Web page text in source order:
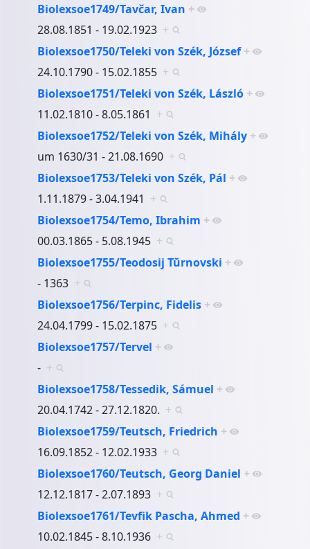
Biolexsoe1749/Tavčar, Ivan +
28.08.1851 - 19.02.1923 +
Biolexsoe1750/Teleki von Szék, József +
24.10.1790 - 15.02.1855 +
Biolexsoe1751/Teleki von Szék, László +
11.02.1810 - 8.05.1861 +
Biolexsoe1752/Teleki von Szék, Mihály +
um 1630/31 - 21.08.1690 +
Biolexsoe1753/Teleki von Szék, Pál +
1.11.1879 - 3.04.1941 +
Biolexsoe1754/Temo, Ibrahim +
00.03.1865 - 5.08.1945 +
Biolexsoe1755/Teodosij Tŭrnovski +
- 1363 +
Biolexsoe1756/Terpinc, Fidelis +
24.04.1799 - 15.02.1875 +
Biolexsoe1757/Tervel +
- +
Biolexsoe1758/Tessedik, Sámuel +
20.04.1742 - 27.12.1820. +
Biolexsoe1759/Teutsch, Friedrich +
16.09.1852 - 12.02.1933 +
Biolexsoe1760/Teutsch, Georg Daniel +
12.12.1817 - 2.07.1893 +
Biolexsoe1761/Tevfik Pascha, Ahmed +
10.02.1845 - 8.10.1936 +